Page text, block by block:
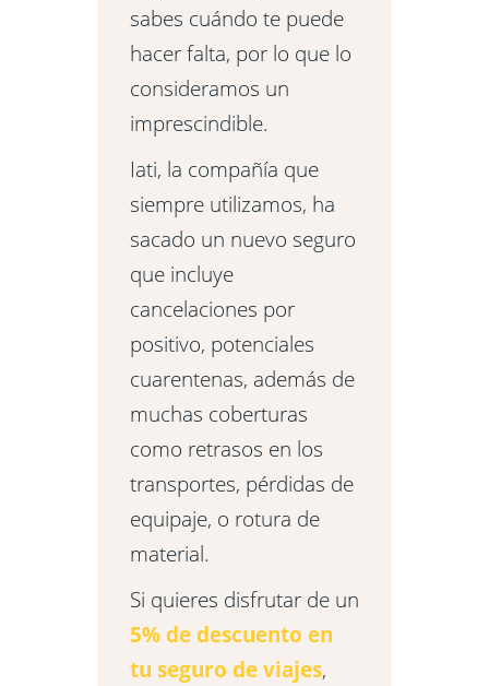
sabes cuándo te puede
hacer falta, por lo que lo
consideramos un
imprescindible.
Iati, la compañía que
siempre utilizamos, ha
sacado un nuevo seguro
que incluye
cancelaciones por
positivo, potenciales
cuarentenas, además de
muchas coberturas
como retrasos en los
transportes, pérdidas de
equipaje, o rotura de
material.
Si quieres disfrutar de un
5% de descuento en
tu seguro de viajes